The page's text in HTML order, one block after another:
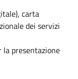
carta
dei servizi
presentazione